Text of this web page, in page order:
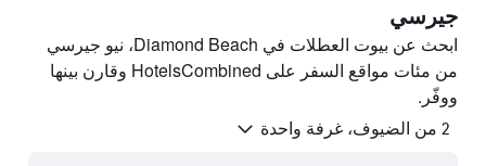
جيرسي
ابحث عن بيوت العطلات في Diamond Beach، نيو جيرسي
من مئات مواقع السفر على HotelsCombined وقارن بينها
ووفّر.
2 من الضيوف، غرفة واحدة